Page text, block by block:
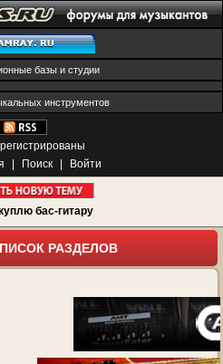
базы и студии
инструментов
Поиск Войти
бас-гитару
РАЗДЕЛОВ